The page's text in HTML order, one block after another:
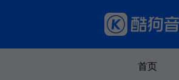
首页